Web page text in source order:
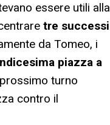
essere utili alla
tre successi
da Tomeo, i
piazza a
turno
contro il